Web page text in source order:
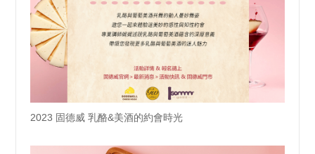
2023 固德威 乳酪&美酒的約會時光